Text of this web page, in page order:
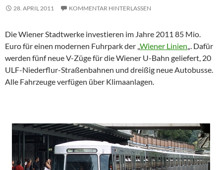
28. APRIL 2011 KOMMENTAR HINTERLASSEN
Die Wiener Stadtwerke investieren im Jahre 2011 85 Mio.
Euro für einen modernen Fuhrpark der „Wiener Linien„. Dafür
werden fünf neue V-Züge für die Wiener U-Bahn geliefert, 20
ULF-Niederflur-Straßenbahnen und dreißig neue Autobusse.
Alle Fahrzeuge verfügen über Klimaanlagen.